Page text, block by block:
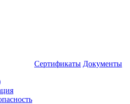
Сертификаты Документы